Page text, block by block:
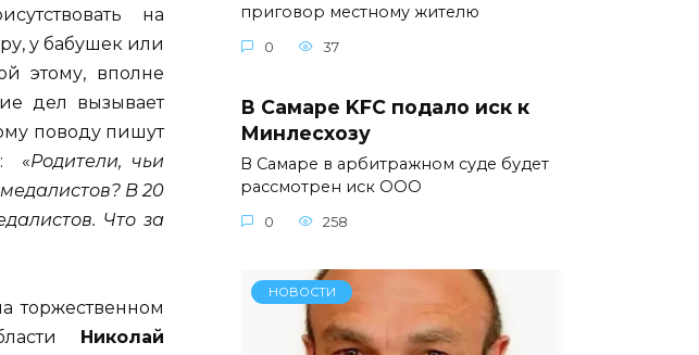
на
у бабушек или
этому, вполне
дел вызывает
поводу пишут
«Родители, чьи
В 20
Что за
торжественном
Николай
приговор местному жителю
0 37
В Самаре KFC подало иск к
Минлесхозу
В Самаре в арбитражном суде будет
рассмотрен иск ООО
0 258
НОВОСТИ